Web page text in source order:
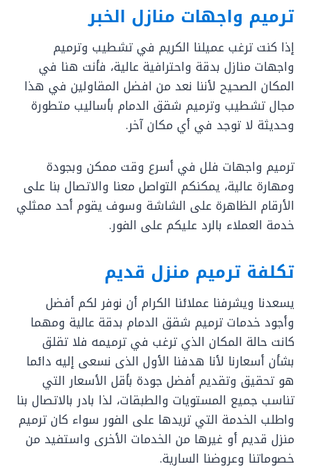
ترميم واجهات منازل الخبر
إذا كنت ترغب عميلنا الكريم في تشطيب وترميم
واجهات منازل بدقة واحترافية عالية، فأنت هنا في
المكان الصحيح لأننا نعد من افضل المقاولين في هذا
مجال تشطيب وترميم شقق الدمام بأساليب متطورة
وحديثة لا توجد في أي مكان آخر.
ترميم واجهات فلل في أسرع وقت ممكن وبجودة
ومهارة عالية، يمكنكم التواصل معنا والاتصال بنا على
الأرقام الظاهرة على الشاشة وسوف يقوم أحد ممثلي
خدمة العملاء بالرد عليكم على الفور.
تكلفة ترميم منزل قديم
يسعدنا ويشرفنا عملائنا الكرام أن نوفر لكم أفضل
وأجود خدمات ترميم شقق الدمام بدقة عالية ومهما
كانت حالة المكان الذي ترغب في ترميمه فلا تقلق
بشأن أسعارنا لأنا هدفنا الأول الذى نسعى إليه دائما
هو تحقيق وتقديم أفضل جودة بأقل الأسعار التي
تناسب جميع المستويات والطبقات، لذا بادر بالاتصال بنا
واطلب الخدمة التي تريدها على الفور سواء كان ترميم
منزل قديم أو غيرها من الخدمات الأخرى واستفيد من
خصوماتنا وعروضنا السارية.